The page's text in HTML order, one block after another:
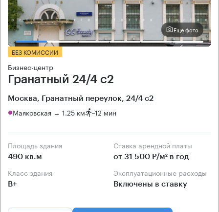
Еще фото
БЕЗ КОМИССИИ
Бизнес-центр
Гранатный 24/4 с2
Москва, Гранатный переулок, 24/4 с2
Маяковская → 1.25 км ~12 мин
Площадь здания
490 кв.м
Ставка арендной платы
от 31 500 Р/м² в год
Класс здания
B+
Эксплуатационные расходы
Включены в ставку